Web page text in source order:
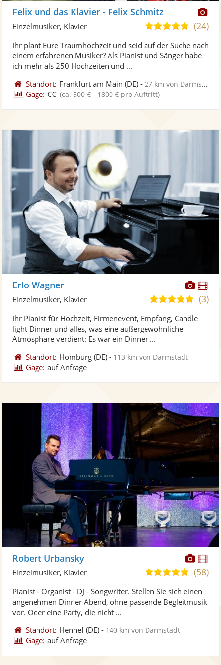
Felix und das Klavier - Felix Schmitz
5,0
5
(24)
Einzelmusiker, Klavier
Ihr plant Eure Traumhochzeit und seid auf der Suche nach
einem erfahrenen Musiker? Als Pianist und Sänger habe
ich mehr als 250 Hochzeiten und ...
Standort: Frankfurt am Main (DE) - 27 km von Darmstadt
Gage: €€ (ca. 500 € - 1800 € pro Auftritt)
Fotos
Erlo Wagner
5,0
5
(3)
Einzelmusiker, Klavier
Ihr Pianist für Hochzeit, Firmenevent, Empfang, Candle
light Dinner und alles, was eine außergewöhnliche
Atmosphäre verdient: Es war ein Dinner ...
Standort: Homburg (DE) - 113 km von Darmstadt
Gage: auf Anfrage
Fotos
Robert Urbansky
4,9
5
(58)
Einzelmusiker, Klavier
Pianist - Organist - DJ - Songwriter. Stellen Sie sich einen
angenehmen Dinner Abend, ohne passende Begleitmusik
vor. Oder eine Party, die nicht ...
Standort: Hennef(DE) - 140 km von Darmstadt
Gage: auf Anfrage